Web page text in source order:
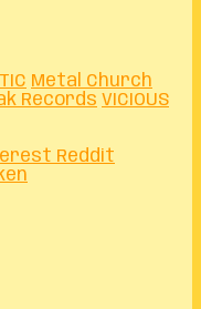
Metal Church
Records VICIOUS
Reddit